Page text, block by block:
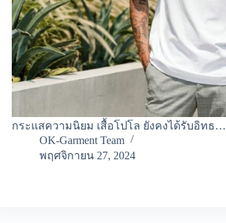
กระแสความนิยม เสื้อโปโล ยังคงได้รับอิทธ…
OK-Garment Team
พฤศจิกายน 27, 2024